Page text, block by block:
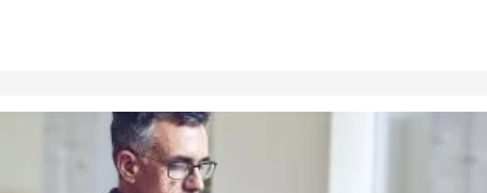
Tidsbestilling